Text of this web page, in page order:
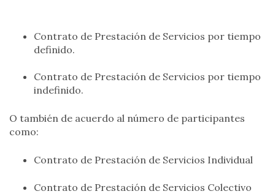
Contrato de Prestación de Servicios por tiempo
definido.
Contrato de Prestación de Servicios por tiempo
indefinido.
O también de acuerdo al número de participantes
como:
Contrato de Prestación de Servicios Individual
Contrato de Prestación de Servicios Colectivo